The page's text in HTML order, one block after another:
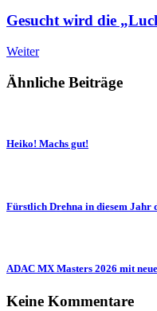
Gesucht wird die
Weiter
Ähnliche Beiträge
Heiko! Machs gut!
Fürstlich Drehna in diesem Jahr
ADAC MX Masters 2026 mit
Keine Kommentare